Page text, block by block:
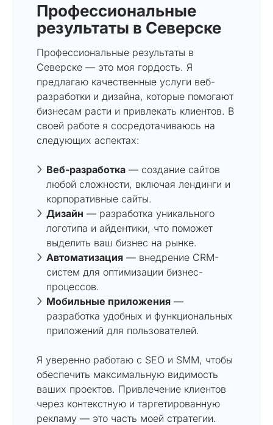
Профессиональные
результаты в Северске
Профессиональные результаты в
Северске — это моя гордость. Я
предлагаю качественные услуги веб-
разработки и дизайна, которые помогают
бизнесам расти и привлекать клиентов. В
своей работе я сосредотачиваюсь на
следующих аспектах:
Веб-разработка — создание сайтов
любой сложности, включая лендинги и
корпоративные сайты.
Дизайн — разработка уникального
логотипа и айдентики, что поможет
выделить ваш бизнес на рынке.
Автоматизация — внедрение CRM-
систем для оптимизации бизнес-
процессов.
Мобильные приложения —
разработка удобных и функциональных
приложений для пользователей.
Я уверенно работаю с SEO и SMM, чтобы
обеспечить максимальную видимость
ваших проектов. Привлечение клиентов
через контекстную и таргетированную
рекламу — это часть моей стратегии.